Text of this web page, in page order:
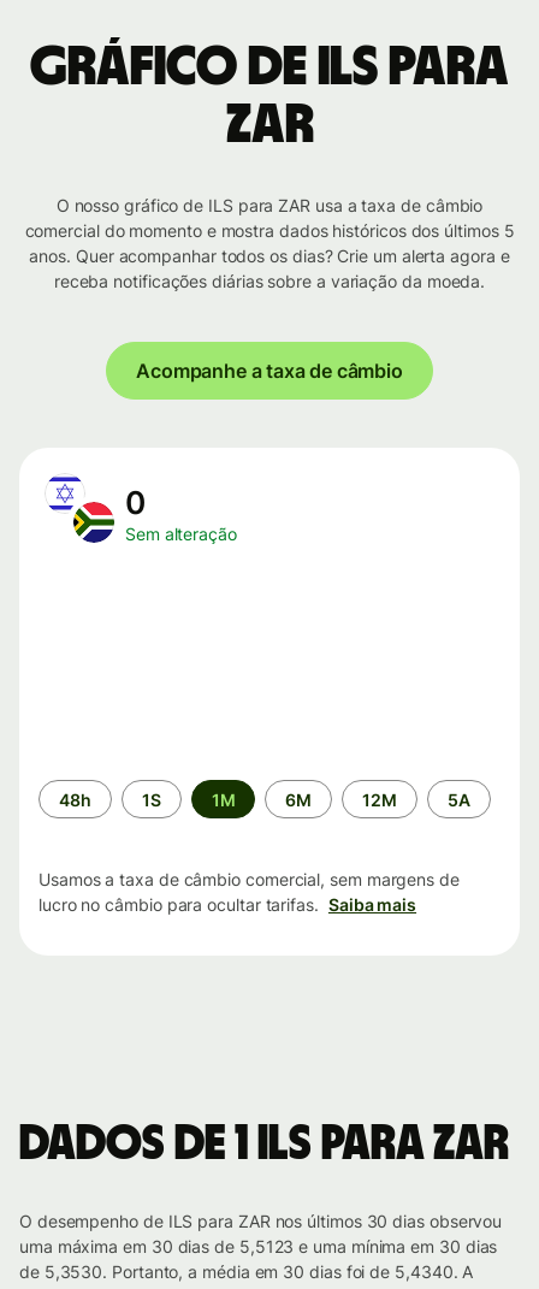
Gráfico de ILS para
ZAR
O nosso gráfico de ILS para ZAR usa a taxa de câmbio
comercial do momento e mostra dados históricos dos últimos 5
anos. Quer acompanhar todos os dias? Crie um alerta agora e
receba notificações diárias sobre a variação da moeda.
Acompanhe a taxa de câmbio
0
Sem alteração
Período
de
48h 1S 1M 6M 12M 5A
Usamos a taxa de câmbio comercial, sem margens de
lucro no câmbio para ocultar tarifas. Saiba mais
Dados de 1 ILS para ZAR
O desempenho de ILS para ZAR nos últimos 30 dias observou
uma máxima em 30 dias de 5,5123 e uma mínima em 30 dias
de 5,3530. Portanto, a média em 30 dias foi de 5,4340. A